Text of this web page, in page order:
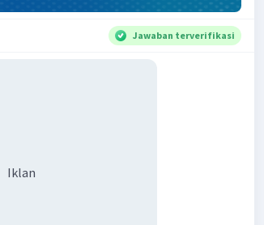
Jawaban terverifikasi
Iklan